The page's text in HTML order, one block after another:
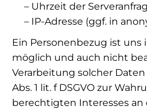
– Uhrzeit der
– IP-Adresse (ggf. in
Ein Personenbezug ist uns
möglich und auch nicht
Verarbeitung solcher
Abs. 1 lit. f DSGVO zur
berechtigten Interesses an